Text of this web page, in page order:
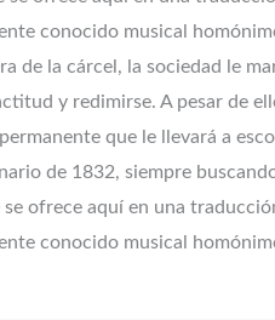
conocido musical
de la cárcel, la sociedad le
y redimirse. A pesar de
que le llevará a
de 1832, siempre
ofrece aquí en una
conocido musical